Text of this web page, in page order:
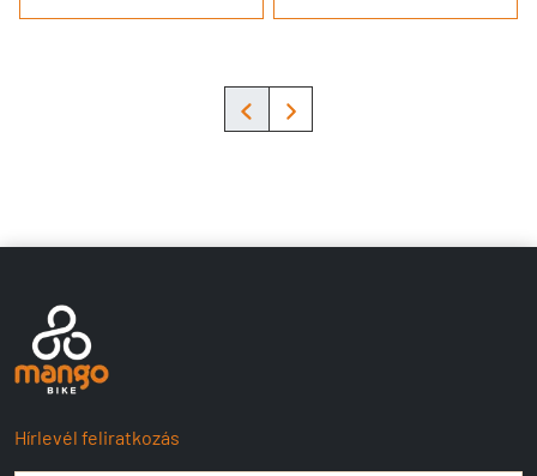
Hírlevél feliratkozás